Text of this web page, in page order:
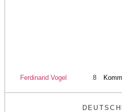
Ferdinand Vogel 8